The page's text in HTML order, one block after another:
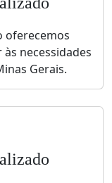
oferecemos
necessidades
Gerais.